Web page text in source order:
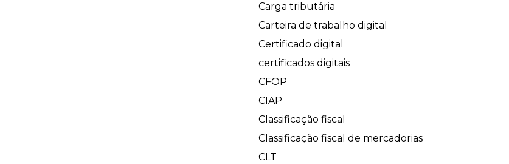
Carga tributária
Carteira de trabalho digital
Certificado digital
certificados digitais
CFOP
CIAP
Classificação fiscal
Classificação fiscal de mercadorias
CLT